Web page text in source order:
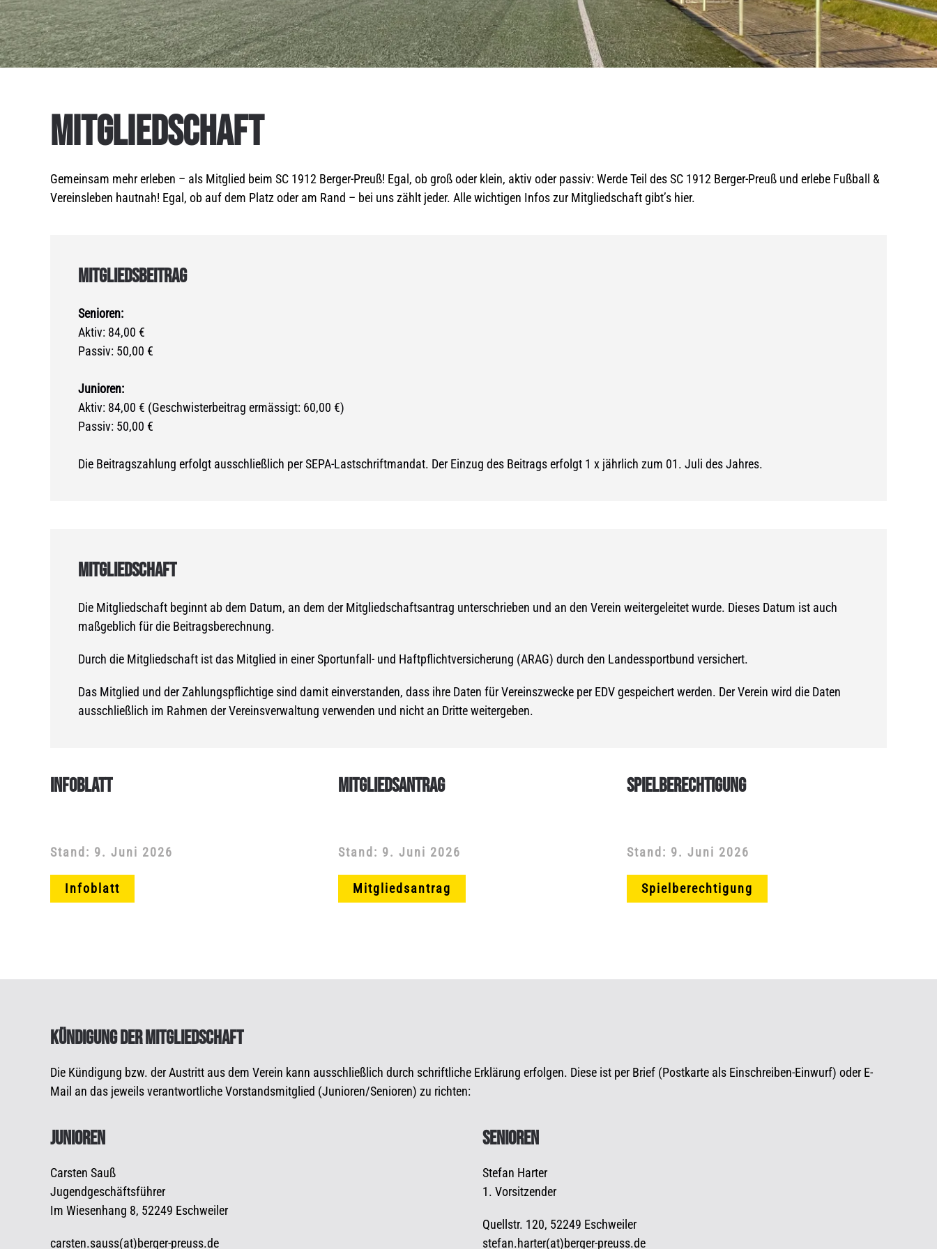
MITGLIEDSCHAFT
Gemeinsam mehr erleben – als Mitglied beim SC 1912 Berger-Preuß! Egal, ob groß oder klein, aktiv oder passiv: Werde Teil des SC 1912 Berger-Preuß und erlebe Fußball &
Vereinsleben hautnah! Egal, ob auf dem Platz oder am Rand – bei uns zählt jeder. Alle wichtigen Infos zur Mitgliedschaft gibt’s hier.
MITGLIEDSBEITRAG
Senioren:
Aktiv: 84,00 €
Passiv: 50,00 €
Junioren:
Aktiv: 84,00 € (Geschwisterbeitrag ermässigt: 60,00 €)
Passiv: 50,00 €
Die Beitragszahlung erfolgt ausschließlich per SEPA-Lastschriftmandat. Der Einzug des Beitrags erfolgt 1 x jährlich zum 01. Juli des Jahres.
MITGLIEDSCHAFT
Die Mitgliedschaft beginnt ab dem Datum, an dem der Mitgliedschaftsantrag unterschrieben und an den Verein weitergeleitet wurde. Dieses Datum ist auch
maßgeblich für die Beitragsberechnung.
Durch die Mitgliedschaft ist das Mitglied in einer Sportunfall- und Haftpflichtversicherung (ARAG) durch den Landessportbund versichert.
Das Mitglied und der Zahlungspflichtige sind damit einverstanden, dass ihre Daten für Vereinszwecke per EDV gespeichert werden. Der Verein wird die Daten
ausschließlich im Rahmen der Vereinsverwaltung verwenden und nicht an Dritte weitergeben.
INFOBLATT
Stand: 9. Juni 2026
Infoblatt
MITGLIEDSANTRAG
Stand: 9. Juni 2026
Mitgliedsantrag
SPIELBERECHTIGUNG
Stand: 9. Juni 2026
Spielberechtigung
KÜNDIGUNG DER MITGLIEDSCHAFT
Die Kündigung bzw. der Austritt aus dem Verein kann ausschließlich durch schriftliche Erklärung erfolgen. Diese ist per Brief (Postkarte als Einschreiben-Einwurf) oder E-
Mail an das jeweils verantwortliche Vorstandsmitglied (Junioren/Senioren) zu richten:
JUNIOREN
Carsten Sauß
Jugendgeschäftsführer
Im Wiesenhang 8, 52249 Eschweiler
carsten.sauss(at)berger-preuss.de
SENIOREN
Stefan Harter
1. Vorsitzender
Quellstr. 120, 52249 Eschweiler
stefan.harter(at)berger-preuss.de